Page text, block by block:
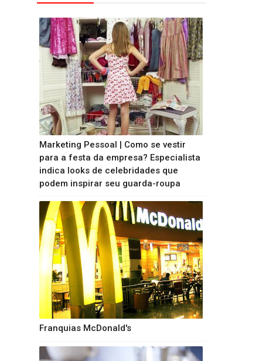
Marketing Pessoal | Como se vestir
para a festa da empresa? Especialista
indica looks de celebridades que
podem inspirar seu guarda-roupa
Franquias McDonald's